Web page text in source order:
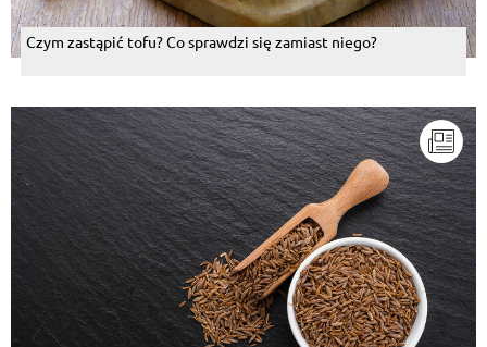
Czym zastąpić tofu? Co sprawdzi się zamiast niego?